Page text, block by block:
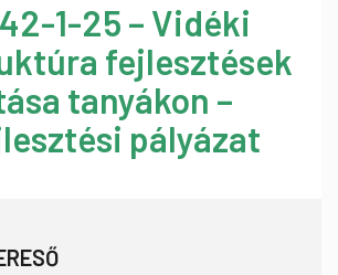
1-25 – Vidéki
fejlesztések
tanyákon –
pályázat